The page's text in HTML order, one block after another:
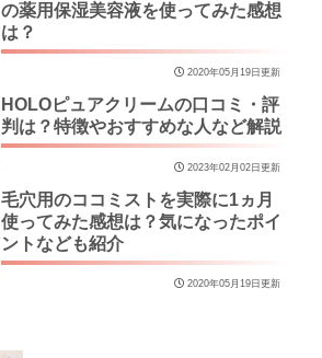
の薬用保湿美容液を使ってみた感想
は？
2020年05月19日更新
HOLOピュアクリームの口コミ・評
判は？特徴やおすすめな人など解説
2023年02月02日更新
毛穴用のココミストを実際に1ヵ月
使ってみた感想は？気になったポイ
ントなども紹介
2020年05月19日更新